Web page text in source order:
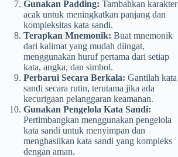
Gunakan Padding: Tambahkan karakter
acak untuk meningkatkan panjang dan
kompleksitas kata sandi.
Terapkan Mnemonik: Buat mnemonik
dari kalimat yang mudah diingat,
menggunakan huruf pertama dari setiap
kata, angka, dan simbol.
Perbarui Secara Berkala: Gantilah kata
sandi secara rutin, terutama jika ada
kecurigaan pelanggaran keamanan.
Gunakan Pengelola Kata Sandi:
Pertimbangkan menggunakan pengelola
kata sandi untuk menyimpan dan
menghasilkan kata sandi yang kompleks
dengan aman.